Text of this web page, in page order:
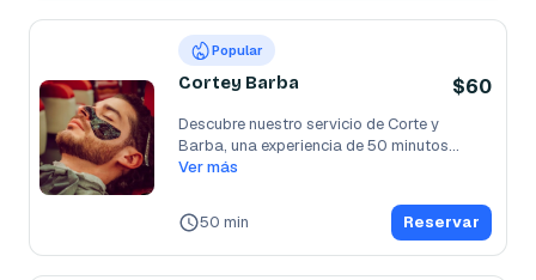
Popular
Cortey Barba $60
Descubre nuestro servicio de Corte y
Barba, una experiencia de 50 minutos...
Ver más
50 min Reservar